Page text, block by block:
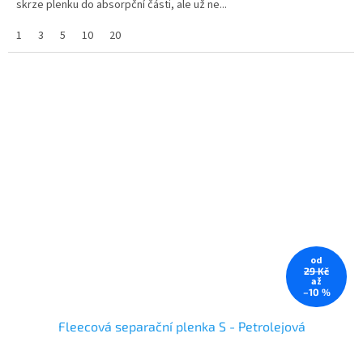
skrze plenku do absorpční části, ale už ne...
1
3 5 10 20
od
29 Kč
až
–10 %
Fleecová separační plenka S - Petrolejová